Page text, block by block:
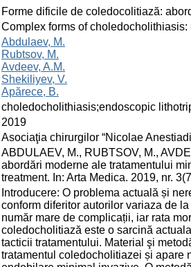
Forme dificile de coledocolitiază:
Complex forms of
Abdulaev, M.
Rubtsov, M.
Avdeev, A.M.
Shekiliyev, V.
Apărece, B.
choledocholithiasis;endoscopic
2019
Asociaţia chirurgilor “Nicolae
ABDULAEV, M., RUBTSOV, M.,
abordări moderne ale tratamentului
treatment. In: Arta Medica. 2019, nr.
Introducere: O problema actuală și
conform diferitor autorilor variaza de
număr mare de complicații, iar rata
coledocholitiază este o sarcină
tacticii tratamentului. Material şi
tratamentul coledocholitiazei și apare